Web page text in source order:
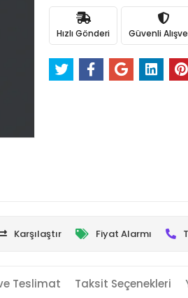
Hızlı Gönderi Güvenli
Karşılaştır Fiyat Alarmı
Teslimat Taksit Seçenekleri